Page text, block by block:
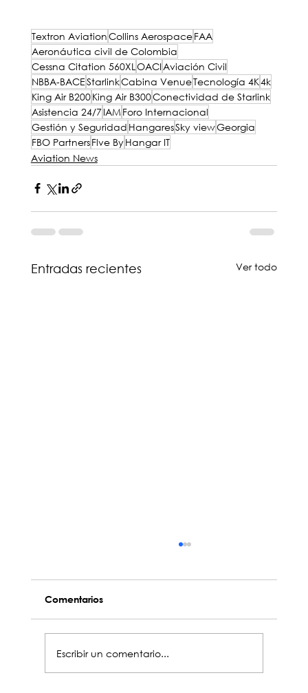
Textron AviationCollins AerospaceFAA
Aeronáutica civil de Colombia
Cessna Citation 560XLOACIAviación Civil
NBBA-BACEStarlinkCabina VenueTecnología 4K4k
King Air B200King Air B300Conectividad de Starlink
Asistencia 24/7IAM Foro Internacional
Gestión y Seguridad HangaresSky viewGeorgia
FBO PartnersFlve ByHangar IT
Aviation News
Entradas recientes Ver todo
Comentarios
Escribir un comentario...